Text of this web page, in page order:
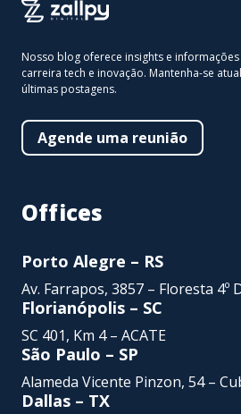
Nosso blog oferece insights e
carreira tech e inovação. Mantenha-se
últimas postagens.
Agende uma reunião
Offices
Porto Alegre – RS
Av. Farrapos, 3857 – Floresta 4º
Florianópolis – SC
SC 401, Km 4 – ACATE
São Paulo – SP
Alameda Vicente Pinzon, 54 –
Dallas – TX